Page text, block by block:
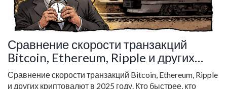
Сравнение скорости транзакций
Bitcoin, Ethereum, Ripple и других
криптовалют в 2025 году
Сравнение скорости транзакций Bitcoin, Ethereum, Ripple
и других криптовалют в 2025 году. Кто быстрее, кто